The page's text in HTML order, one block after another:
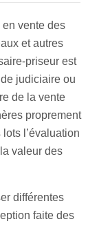
vente des
et autres
priseur est
judiciaire ou
de la vente
proprement
l’évaluation
valeur des
différentes
faite des